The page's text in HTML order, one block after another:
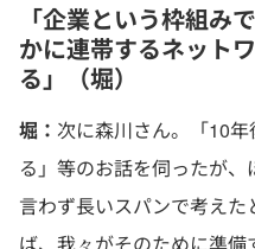
「企業という枠組み
かに連帯するネット
る」（堀）
堀： 次に森川さん。「10
る」等のお話を伺ったが
言わず長いスパンで考え